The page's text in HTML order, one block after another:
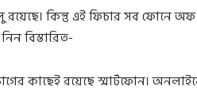
রয়েছে। কিন্তু এই ফিচার সব ফোনে
বিস্তারিত-
কাছেই রয়েছে স্মার্টফোন।